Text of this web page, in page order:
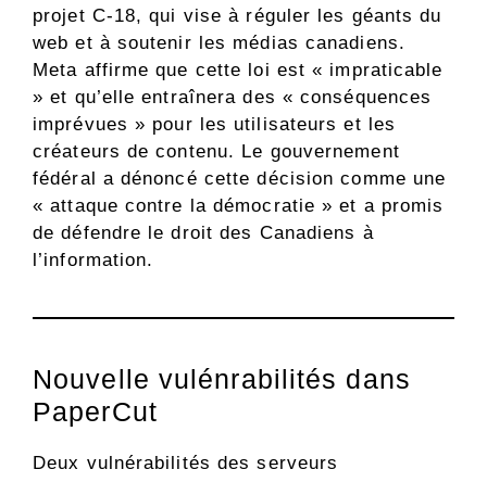
projet C-18, qui vise à réguler les géants du
web et à soutenir les médias canadiens.
Meta affirme que cette loi est « impraticable
» et qu’elle entraînera des « conséquences
imprévues » pour les utilisateurs et les
créateurs de contenu. Le gouvernement
fédéral a dénoncé cette décision comme une
« attaque contre la démocratie » et a promis
de défendre le droit des Canadiens à
l’information.
Nouvelle vulénrabilités dans
PaperCut
Deux vulnérabilités des serveurs